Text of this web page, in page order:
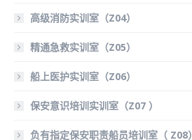
高级消防实训室（Z04）
精通急救实训室（Z05）
船上医护实训室（Z06）
保安意识培训实训室（Z07 ）
负有指定保安职责船员培训室（ Z08）